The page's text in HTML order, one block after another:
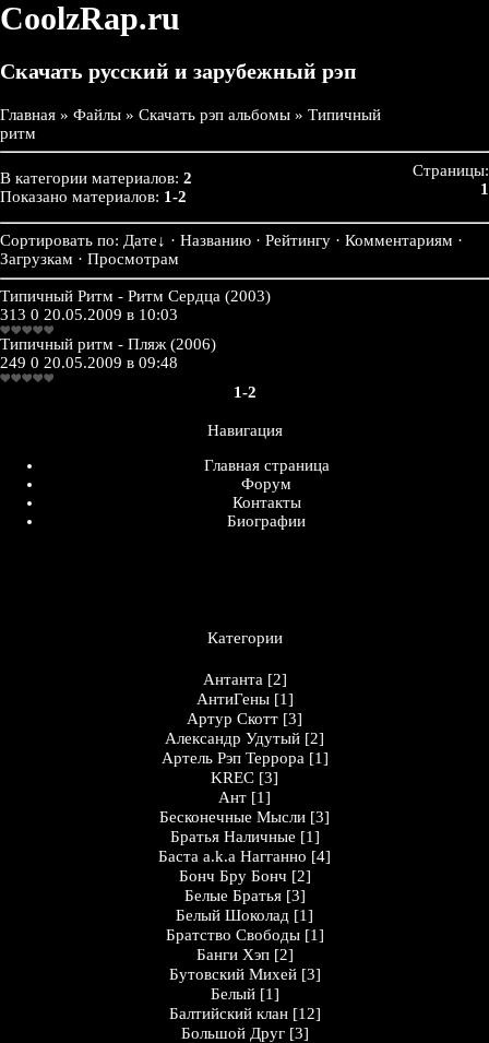
CoolzRap.ru
Скачать русский и зарубежный рэп
Главная » Файлы » Скачать рэп альбомы » Типичный
ритм
В категории материалов: 2
Показано материалов: 1-2
Страницы:
1
Сортировать по: Дате↓ · Названию · Рейтингу · Комментариям ·
Загрузкам · Просмотрам
Типичный Ритм - Ритм Сердца (2003)
313 0 20.05.2009 в 10:03
Типичный ритм - Пляж (2006)
249 0 20.05.2009 в 09:48
1-2
Навигация
Главная страница
Форум
Контакты
Биографии
Категории
Антанта [2]
АнтиГены [1]
Артур Скотт [3]
Александр Удутый [2]
Артель Рэп Террора [1]
KREC [3]
Ант [1]
Бесконечные Мысли [3]
Братья Наличные [1]
Баста a.k.a Нагганно [4]
Бонч Бру Бонч [2]
Белые Братья [3]
Белый Шоколад [1]
Братство Свободы [1]
Банги Хэп [2]
Бутовский Михей [3]
Белый [1]
Балтийский клан [12]
Большой Друг [3]